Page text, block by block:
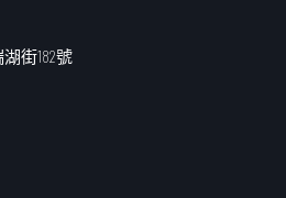
街182號